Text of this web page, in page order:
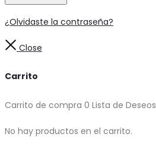
¿Olvidaste la contraseña?
Close
Carrito
Carrito de compra 0 Lista de Deseos
No hay productos en el carrito.